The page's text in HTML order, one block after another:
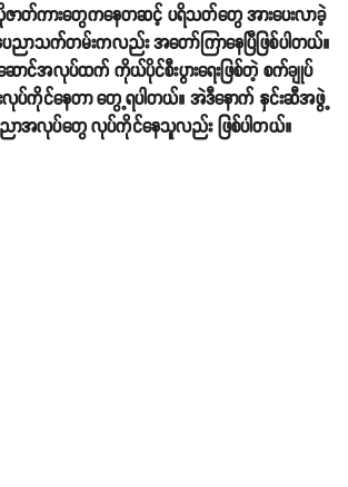
ဇာတ်ကားတွေကနေတဆင့် ပရိသတ်တွေ အားပေးလာခဲ့
ညာသက်တမ်းကလည်း အတော်ကြာနေပြီဖြစ်ပါတယ်။
ာင်အလုပ်ထက် ကိုယ်ပိုင်စီးပွားရေးဖြစ်တဲ့ စက်ချုပ်
းလုပ်ကိုင်နေတာ တွေ့ရပါတယ်။ အဲဒီနောက် နှင်းဆီအဖွဲ့
ာအလုပ်တွေ လုပ်ကိုင်နေသူလည်း ဖြစ်ပါတယ်။